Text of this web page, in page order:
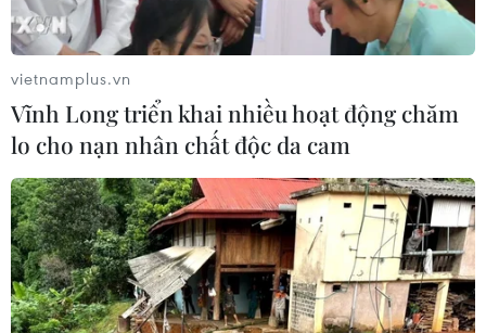
Các hoa văn trên sản phẩm gốm thể hiện nền văn hóa tín
ngưỡng truyền thống của dân tộc Chăm. Trong ảnh: Tạo hình
cho sản phẩm gốm bằng phương pháp truyền thống không
dùng bàn xoay, hoàn toàn khác biệt so với các cách làm gốm
phổ biến khác. (Ảnh: Minh Hưng/TTXVN)
vietnamplus.vn
Vĩnh Long triển khai nhiều hoạt động chăm
lo cho nạn nhân chất độc da cam